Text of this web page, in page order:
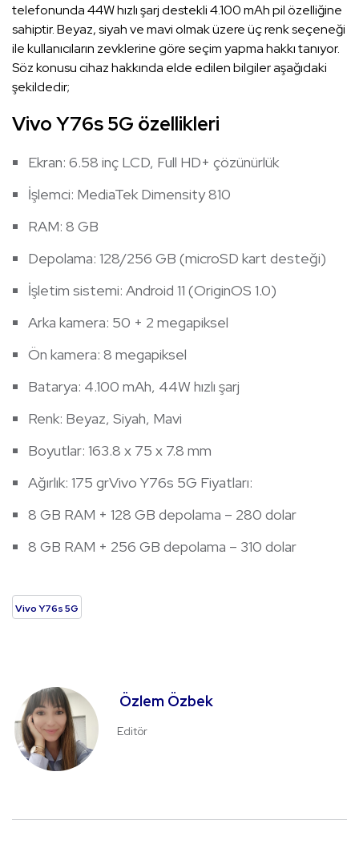
telefonunda 44W hızlı şarj destekli 4.100 mAh pil özelliğine
sahiptir. Beyaz, siyah ve mavi olmak üzere üç renk seçeneği
ile kullanıcıların zevklerine göre seçim yapma hakkı tanıyor.
Söz konusu cihaz hakkında elde edilen bilgiler aşağıdaki
şekildedir;
Vivo Y76s 5G özellikleri
Ekran: 6.58 inç LCD, Full HD+ çözünürlük
İşlemci: MediaTek Dimensity 810
RAM: 8 GB
Depolama: 128/256 GB (microSD kart desteği)
İşletim sistemi: Android 11 (OriginOS 1.0)
Arka kamera: 50 + 2 megapiksel
Ön kamera: 8 megapiksel
Batarya: 4.100 mAh, 44W hızlı şarj
Renk: Beyaz, Siyah, Mavi
Boyutlar: 163.8 x 75 x 7.8 mm
Ağırlık: 175 grVivo Y76s 5G Fiyatları:
8 GB RAM + 128 GB depolama – 280 dolar
8 GB RAM + 256 GB depolama – 310 dolar
Vivo Y76s 5G
Özlem Özbek
Editör